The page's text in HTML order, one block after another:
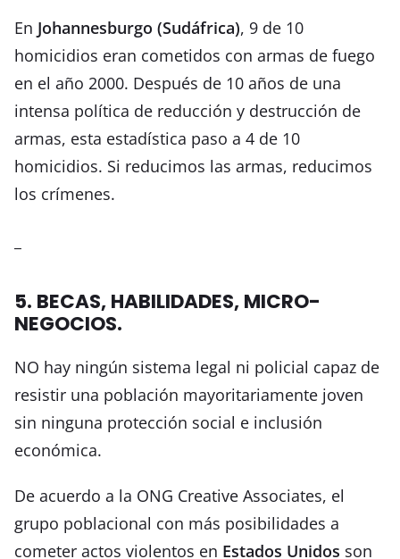
En Johannesburgo (Sudáfrica), 9 de 10
homicidios eran cometidos con armas de fuego
en el año 2000. Después de 10 años de una
intensa política de reducción y destrucción de
armas, esta estadística paso a 4 de 10
homicidios. Si reducimos las armas, reducimos
los crímenes.
5. BECAS, HABILIDADES, MICRO-
NEGOCIOS.
NO hay ningún sistema legal ni policial capaz de
resistir una población mayoritariamente joven
sin ninguna protección social e inclusión
económica.
De acuerdo a la ONG Creative Associates, el
grupo poblacional con más posibilidades a
cometer actos violentos en Estados Unidos son